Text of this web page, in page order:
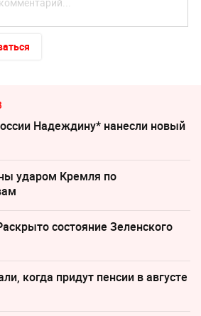
Надеждину* нанесли новый
ударом Кремля по
состояние Зеленского
когда придут пенсии в августе